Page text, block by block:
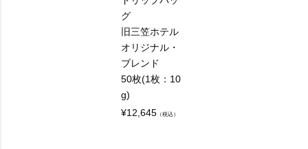
グ
旧三笠ホテル
オリジナル・
ブレンド
50枚(1枚：10
g)
¥12,645 （税込）